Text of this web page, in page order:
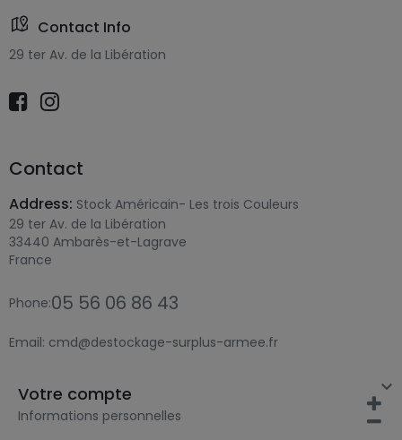
Contact Info
29 ter Av. de la Libération
Contact
Address: Stock Américain- Les trois Couleurs
29 ter Av. de la Libération
33440 Ambarès-et-Lagrave
France
Phone:05 56 06 86 43
Email: cmd@destockage-surplus-armee.fr

Votre compte
Informations personnelles